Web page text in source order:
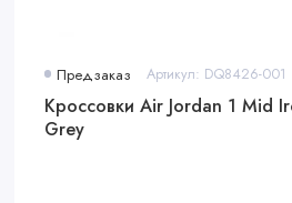
Предзаказ Артикул: DQ8426-001
Кроссовки Air Jordan 1 Mid
Grey